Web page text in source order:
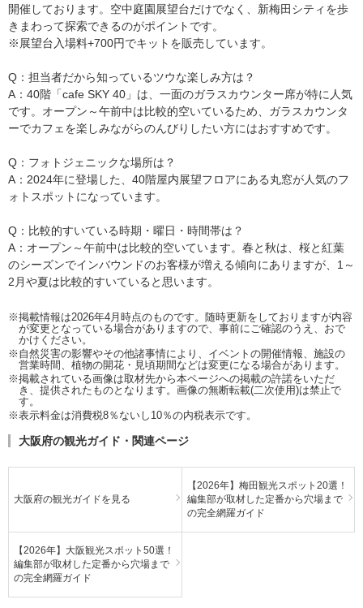
開催しております。空中庭園展望台だけでなく、新梅田シティを歩
きまわって探索できるのがポイントです。
※展望台入場料+700円でキットを販売しています。
Q：担当者だから知っているツウな楽しみ方は？
A：40階「cafe SKY 40」は、一面のガラスカウンター席が特に人気
です。オープン～午前中は比較的空いているため、ガラスカウンタ
ーでカフェを楽しみながらのんびりしたい方にはおすすめです。
Q：フォトジェニックな場所は？
A：2024年に登場した、40階屋内展望フロアにある丸窓が人気のフ
ォトスポットになっています。
Q：比較的すいている時期・曜日・時間帯は？
A：オープン～午前中は比較的空いています。春と秋は、桜と紅葉
のシーズンでインバウンドのお客様が増える傾向にありますが、1～
2月や夏は比較的すいていると思います。
※掲載情報は2026年4月時点のものです。随時更新をしておりますが内容
が変更となっている場合がありますので、事前にご確認のうえ、おで
かけください。
※自然災害の影響やその他諸事情により、イベントの開催情報、施設の
営業時間、植物の開花・見頃期間などは変更になる場合があります。
※掲載されている画像は取材先から本ページへの掲載の許諾をいただ
き、提供されたものとなります。画像の無断転載(二次使用)は禁止で
す。
※表示料金は消費税8％ないし10％の内税表示です。
大阪府の観光ガイド・関連ページ
大阪府の観光ガイドを見る
【2026年】梅田観光スポット20選！
編集部が取材した定番から穴場まで
の完全網羅ガイド
【2026年】大阪観光スポット50選！
編集部が取材した定番から穴場まで
の完全網羅ガイド